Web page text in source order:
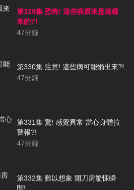
第329集 恐怖! 這些病原來是這樣
來的?!
47分鐘
第330集 注意! 這些病可能懶出來?!
47分鐘
第331集 驚! 感覺異常 當心身體拉
警報?!
47分鐘
第332集 難以想象 開刀房驚悚瞬
間!